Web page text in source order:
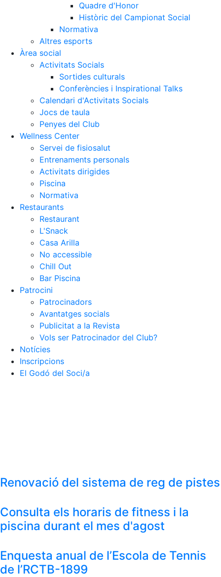
Quadre d'Honor
Històric del Campionat Social
Normativa
Altres esports
Àrea social
Activitats Socials
Sortides culturals
Conferències i Inspirational Talks
Calendari d'Activitats Socials
Jocs de taula
Penyes del Club
Wellness Center
Servei de fisiosalut
Entrenaments personals
Activitats dirigides
Piscina
Normativa
Restaurants
Restaurant
L'Snack
Casa Arilla
No accessible
Chill Out
Bar Piscina
Patrocini
Patrocinadors
Avantatges socials
Publicitat a la Revista
Vols ser Patrocinador del Club?
Notícies
Inscripcions
El Godó del Soci/a
Renovació del sistema de reg de pistes
Consulta els horaris de fitness i la
piscina durant el mes d'agost
Enquesta anual de l’Escola de Tennis
de l’RCTB-1899